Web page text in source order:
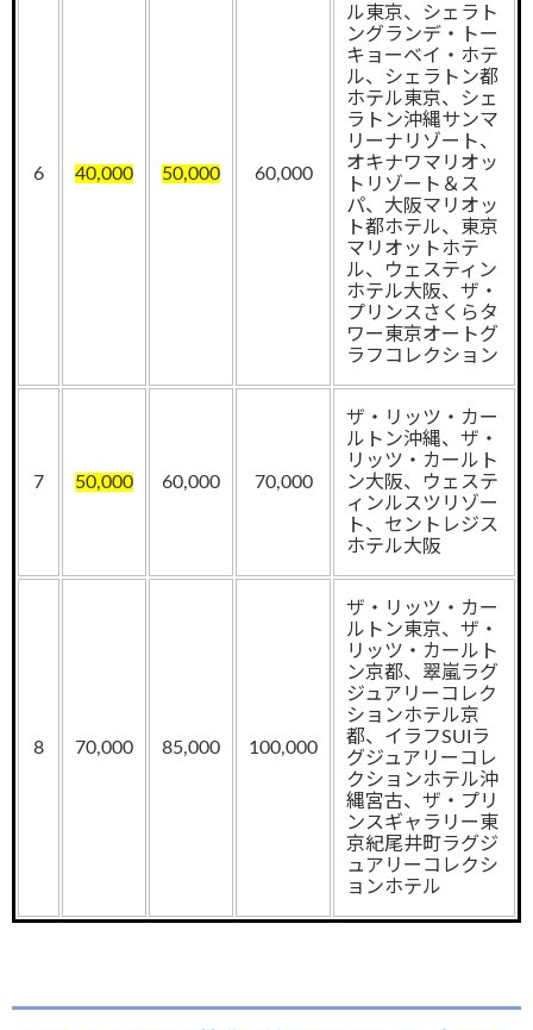
6 40,000 50,000 60,000
ル東京、シェラト
ングランデ・トー
キョーベイ・ホテ
ル、シェラトン都
ホテル東京、シェ
ラトン沖縄サンマ
リーナリゾート、
オキナワマリオッ
トリゾート＆ス
パ、大阪マリオッ
ト都ホテル、東京
マリオットホテ
ル、ウェスティン
ホテル大阪、ザ・
プリンスさくらタ
ワー東京オートグ
ラフコレクション
7 50,000 60,000 70,000
ザ・リッツ・カー
ルトン沖縄、ザ・
リッツ・カールト
ン大阪、ウェステ
ィンルスツリゾー
ト、セントレジス
ホテル大阪
8 70,000 85,000 100,000
ザ・リッツ・カー
ルトン東京、ザ・
リッツ・カールト
ン京都、翠嵐ラグ
ジュアリーコレク
ションホテル京
都、イラフSUIラ
グジュアリーコレ
クションホテル沖
縄宮古、ザ・プリ
ンスギャラリー東
京紀尾井町ラグジ
ュアリーコレクシ
ョンホテル